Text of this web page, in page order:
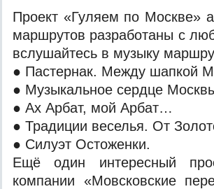
Проект «Гуляем по Москве»
маршрутов разработаны с
вслушайтесь в музыку
● Пастернак. Между шапкой
● Музыкальное сердце
● Ах Арбат, мой Арбат…
● Традиции веселья. От
● Силуэт Остоженки.
Ещё один интересный
компании «Мовсковские